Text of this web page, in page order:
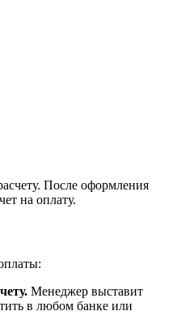
После оформления
на оплату.
Менеджер выставит
в любом банке или